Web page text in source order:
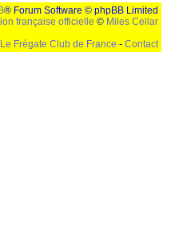
® Forum Software © phpBB Limited
française officielle © Miles Cellar
Le Frégate Club de France - Contact